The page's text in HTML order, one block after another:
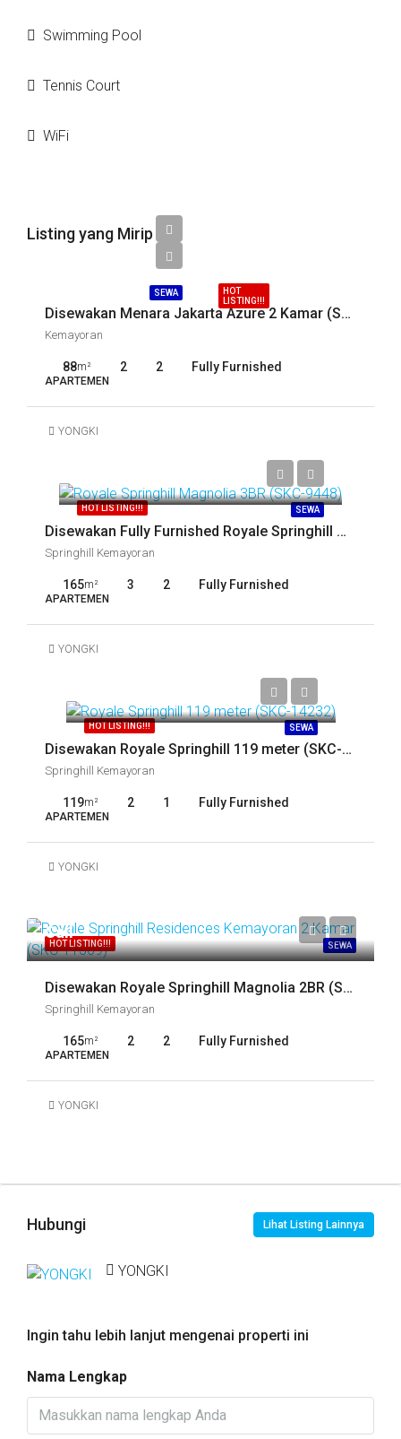
Swimming Pool
Tennis Court
WiFi
Listing yang Mirip
HOT
LISTING!!!
SEWA
Disewakan Menara Jakarta Azure 2 Kamar (SKC-14843)
Kemayoran
88m² 2 2 Fully Furnished
APARTEMEN
YONGKI
HOT LISTING!!! SEWA
Disewakan Fully Furnished Royale Springhill Magnolia 3BR (SKC-9448)
Springhill Kemayoran
165m² 3 2 Fully Furnished
APARTEMEN
YONGKI
HOT LISTING!!! SEWA
Disewakan Royale Springhill 119 meter (SKC-14232)
Springhill Kemayoran
119m² 2 1 Fully Furnished
APARTEMEN
YONGKI
HOT LISTING!!! SEWA
Call
Disewakan Royale Springhill Magnolia 2BR (SKC-15042)
Springhill Kemayoran
165m² 2 2 Fully Furnished
APARTEMEN
YONGKI
Hubungi Lihat Listing Lainnya
YONGKI
Ingin tahu lebih lanjut mengenai properti ini
Nama Lengkap